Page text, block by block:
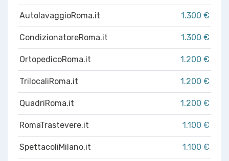
AutolavaggioRoma.it 1.300 €
CondizionatoreRoma.it 1.300 €
OrtopedicoRoma.it 1.200 €
TrilocaliRoma.it 1.200 €
QuadriRoma.it 1.200 €
RomaTrastevere.it 1.100 €
SpettacoliMilano.it 1.100 €